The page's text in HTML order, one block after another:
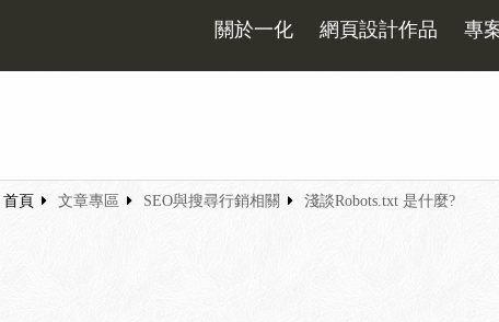
關於一化 網頁設計作品 專
首頁 文章專區 SEO與搜尋行銷相關 淺談Robots.txt 是什麼?